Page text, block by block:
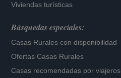
Viviendas turísticas
Búsquedas especiales:
Casas Rurales con disponibilidad
Ofertas Casas Rurales
Casas recomendadas por viajeros